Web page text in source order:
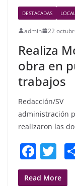
DESTACADAS LOCAL
admin 22
Realiza
obra en
trabajos
Redacción/SV
administración
realizaron las
F
a
T
w
Read More